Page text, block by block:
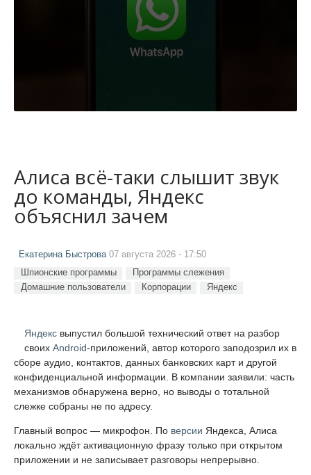
Алиса всё-таки слышит звук
до команды, Яндекс
объяснил зачем
Екатерина Быстрова 07 августа 2026 - 17:50
Шпионские программы
Программы слежения
Домашние пользователи
Корпорации Яндекс